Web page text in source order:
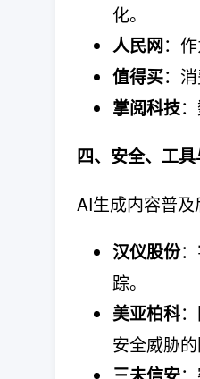
化。
人民网：
值得买：
掌阅科技
四、安全、工具
AI生成内容普及
汉仪股份
踪。
美亚柏科
安全威胁的